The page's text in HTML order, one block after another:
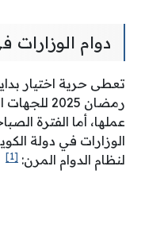
دوام
تعطى حرية اختيار
رمضان
عملها، أما الفترة
الوزارات في دولة
لنظام الدوام المرن: [1]